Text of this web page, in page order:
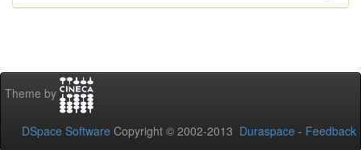
Theme by
DSpace Software Copyright © 2002-2013 Duraspace - Feedback